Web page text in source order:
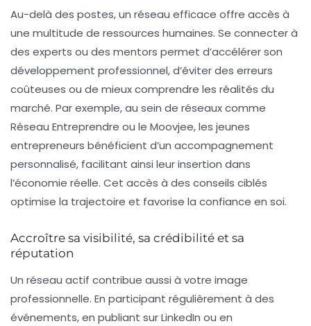
Au-delà des postes, un réseau efficace offre accès à
une multitude de ressources humaines. Se connecter à
des experts ou des mentors permet d’accélérer son
développement professionnel, d’éviter des erreurs
coûteuses ou de mieux comprendre les réalités du
marché. Par exemple, au sein de réseaux comme
Réseau Entreprendre ou le Moovjee, les jeunes
entrepreneurs bénéficient d’un accompagnement
personnalisé, facilitant ainsi leur insertion dans
l’économie réelle. Cet accès à des conseils ciblés
optimise la trajectoire et favorise la confiance en soi.
Accroître sa visibilité, sa crédibilité et sa
réputation
Un réseau actif contribue aussi à votre image
professionnelle. En participant régulièrement à des
événements, en publiant sur LinkedIn ou en